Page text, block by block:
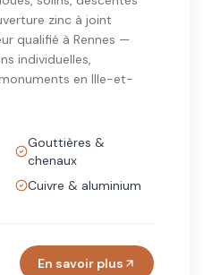
zinc à joint
qualifié à Rennes —
individuelles,
en Ille-et-
Gouttières &
chenaux
Cuivre & aluminium
En savoir plus